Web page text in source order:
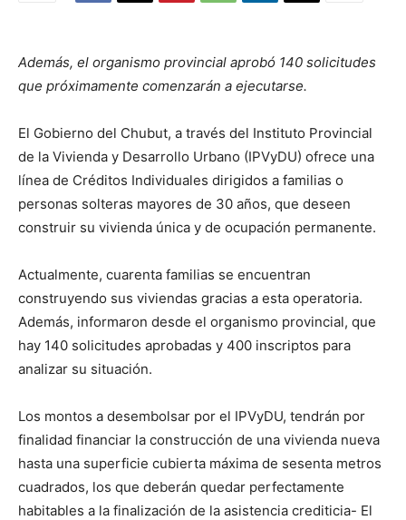
Además, el organismo provincial aprobó 140 solicitudes
que próximamente comenzarán a ejecutarse.
El Gobierno del Chubut, a través del Instituto Provincial
de la Vivienda y Desarrollo Urbano (IPVyDU) ofrece una
línea de Créditos Individuales dirigidos a familias o
personas solteras mayores de 30 años, que deseen
construir su vivienda única y de ocupación permanente.
Actualmente, cuarenta familias se encuentran
construyendo sus viviendas gracias a esta operatoria.
Además, informaron desde el organismo provincial, que
hay 140 solicitudes aprobadas y 400 inscriptos para
analizar su situación.
Los montos a desembolsar por el IPVyDU, tendrán por
finalidad financiar la construcción de una vivienda nueva
hasta una superficie cubierta máxima de sesenta metros
cuadrados, los que deberán quedar perfectamente
habitables a la finalización de la asistencia crediticia- El